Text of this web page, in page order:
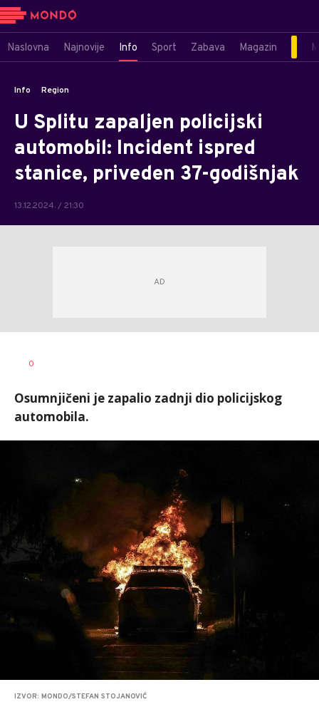
Naslovna Najnovije Info Sport Zabava Magazin
Info Region
U Splitu zapaljen policijski
automobil: Incident ispred
stanice, priveden 37-godišnjak
13.12.2024. / 21:30
AUTOR
0
Osumnjičeni je zapalio zadnji dio policijskog
automobila.
IZVOR: MONDO/STEFAN STOJANOVIĆ